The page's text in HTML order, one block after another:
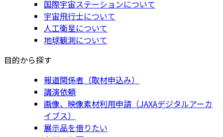
国際宇宙ステーションについて
宇宙飛行士について
人工衛星について
地球観測について
目的から探す
報道関係者（取材申込み）
講演依頼
画像、映像素材利用申請（JAXAデジタルアーカ
イブス）
展示品を借りたい